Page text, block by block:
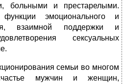
больными и престарелыми.
эмоционального и
взаимной поддержки и
сексуальных
семьи во многом
мужчин и женщин,